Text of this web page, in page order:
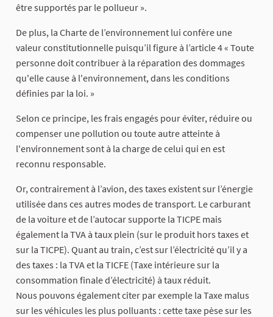
être supportés par le pollueur ».
De plus, la Charte de l’environnement lui confère une
valeur constitutionnelle puisqu’il figure à l’article 4 « Toute
personne doit contribuer à la réparation des dommages
qu'elle cause à l'environnement, dans les conditions
définies par la loi. »
Selon ce principe, les frais engagés pour éviter, réduire ou
compenser une pollution ou toute autre atteinte à
l'environnement sont à la charge de celui qui en est
reconnu responsable.
Or, contrairement à l’avion, des taxes existent sur l’énergie
utilisée dans ces autres modes de transport. Le carburant
de la voiture et de l’autocar supporte la TICPE mais
également la TVA à taux plein (sur le produit hors taxes et
sur la TICPE). Quant au train, c’est sur l’électricité qu’il y a
des taxes : la TVA et la TICFE (Taxe intérieure sur la
consommation finale d’électricité) à taux réduit.
Nous pouvons également citer par exemple la Taxe malus
sur les véhicules les plus polluants : cette taxe pèse sur les